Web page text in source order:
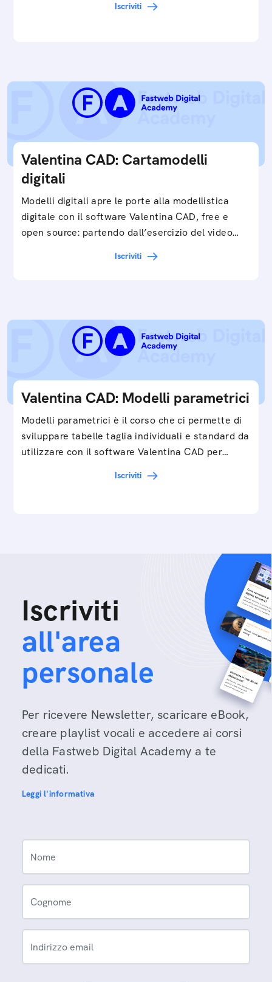
Iscriviti
Valentina CAD: Cartamodelli
digitali
Modelli digitali apre le porte alla modellistica
digitale con il software Valentina CAD, free e
open source: partendo dall’esercizio del video…
Iscriviti
Valentina CAD: Modelli parametrici
Modelli parametrici è il corso che ci permette di
sviluppare tabelle taglia individuali e standard da
utilizzare con il software Valentina CAD per…
Iscriviti
Iscriviti
all'area
personale
Per ricevere Newsletter, scaricare eBook,
creare playlist vocali e accedere ai corsi
della Fastweb Digital Academy a te
dedicati.
Leggi l'informativa
Nome
Cognome
Indirizzo email